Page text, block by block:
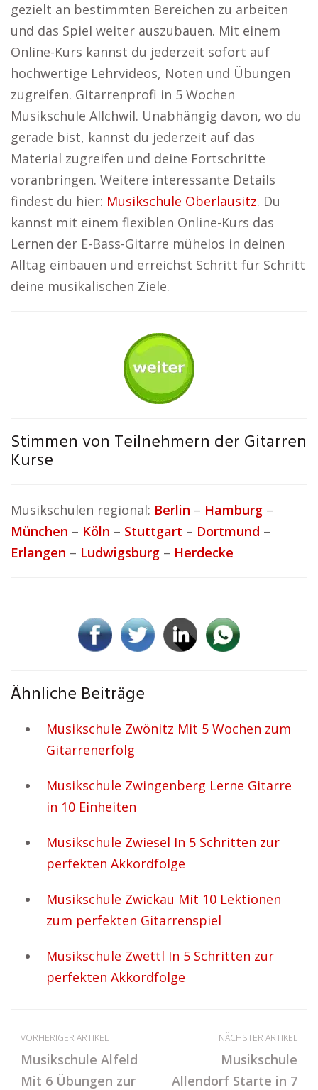
gezielt an bestimmten Bereichen zu arbeiten
und das Spiel weiter auszubauen. Mit einem
Online-Kurs kannst du jederzeit sofort auf
hochwertige Lehrvideos, Noten und Übungen
zugreifen. Gitarrenprofi in 5 Wochen
Musikschule Allchwil. Unabhängig davon, wo du
gerade bist, kannst du jederzeit auf das
Material zugreifen und deine Fortschritte
voranbringen. Weitere interessante Details
findest du hier: Musikschule Oberlausitz. Du
kannst mit einem flexiblen Online-Kurs das
Lernen der E-Bass-Gitarre mühelos in deinen
Alltag einbauen und erreichst Schritt für Schritt
deine musikalischen Ziele.
Stimmen von Teilnehmern der Gitarren
Kurse
Musikschulen regional: Berlin – Hamburg –
München – Köln – Stuttgart – Dortmund –
Erlangen – Ludwigsburg – Herdecke
Ähnliche Beiträge
Musikschule Zwönitz Mit 5 Wochen zum
Gitarrenerfolg
Musikschule Zwingenberg Lerne Gitarre
in 10 Einheiten
Musikschule Zwiesel In 5 Schritten zur
perfekten Akkordfolge
Musikschule Zwickau Mit 10 Lektionen
zum perfekten Gitarrenspiel
Musikschule Zwettl In 5 Schritten zur
perfekten Akkordfolge
VORHERIGER ARTIKEL
Musikschule Alfeld
Mit 6 Übungen zur
NÄCHSTER ARTIKEL
Musikschule
Allendorf Starte in 7